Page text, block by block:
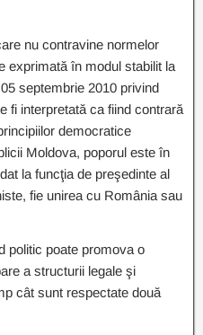
nu contravine normelor
exprimată în modul stabilit la
septembrie 2010 privind
fi interpretată ca fiind contrară
democratice
Moldova, poporul este în
la funcţia de preşedinte al
fie unirea cu România sau
politic poate promova o
a structurii legale şi
cât sunt respectate două